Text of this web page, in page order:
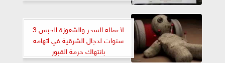
لأعماله السحر والشعوزة الحبس 3
سنوات لدجال الشرقية في اتهامه
بانتهاك حرمة القبور